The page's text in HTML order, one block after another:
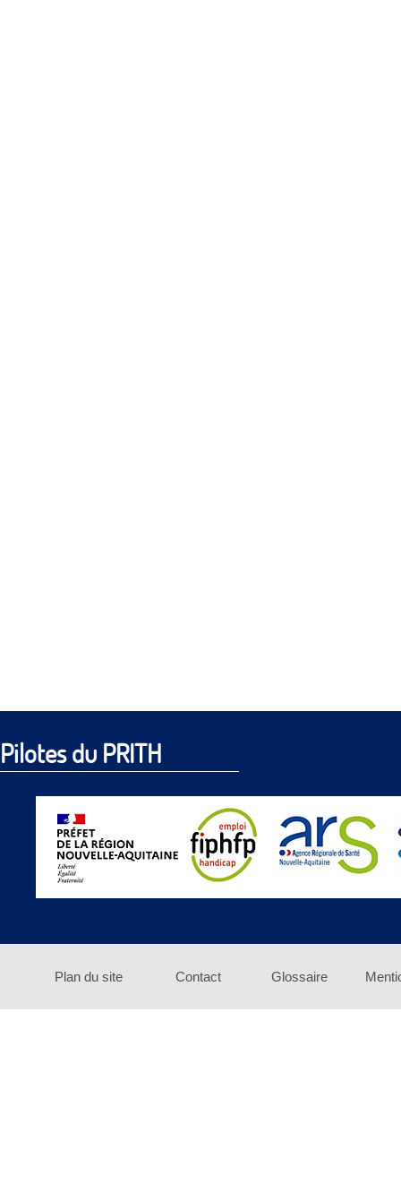
Pilotes du PRITH
Plan du site Contact Glossaire